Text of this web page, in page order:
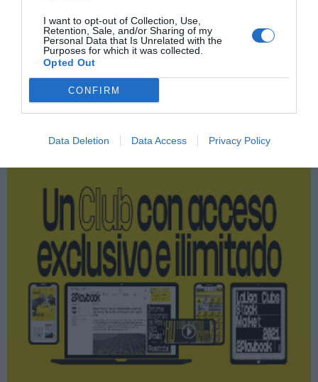
I want to opt-out of Collection, Use,
Retention, Sale, and/or Sharing of my
Personal Data that Is Unrelated with the
Purposes for which it was collected.
Opted Out
CONFIRM
Data Deletion Data Access Privacy Policy
Índex
NBA